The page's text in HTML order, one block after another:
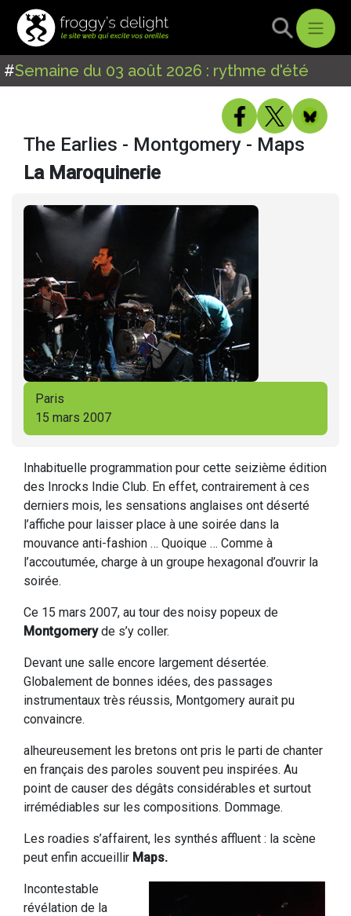
#Semaine du 03 août 2026 : rythme d'été
The Earlies - Montgomery - Maps
La Maroquinerie
Paris
15 mars 2007
Inhabituelle programmation pour cette seizième édition
des Inrocks Indie Club. En effet, contrairement à ces
derniers mois, les sensations anglaises ont déserté
l’affiche pour laisser place à une soirée dans la
mouvance anti-fashion … Quoique … Comme à
l’accoutumée, charge à un groupe hexagonal d’ouvrir la
soirée.
Ce 15 mars 2007, au tour des noisy popeux de
Montgomeryde s’y coller.
Devant une salle encore largement désertée.
Globalement de bonnes idées, des passages
instrumentaux très réussis, Montgomery aurait pu
convaincre.
alheureusement les bretons ont pris le parti de chanter
en français des paroles souvent peu inspirées. Au
point de causer des dégâts considérables et surtout
irrémédiables sur les compositions. Dommage.
Les roadies s’affairent, les synthés affluent : la scène
peut enfin accueillir Maps.
Incontestable
révélation de la